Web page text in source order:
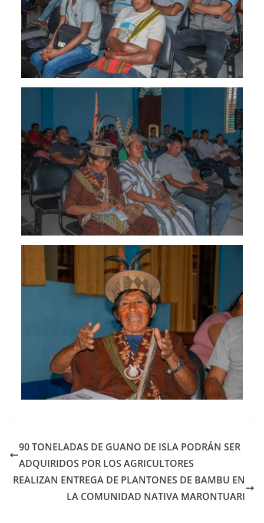
90 TONELADAS DE GUANO DE ISLA PODRÁN SER
ADQUIRIDOS POR LOS AGRICULTORES
REALIZAN ENTREGA DE PLANTONES DE BAMBU EN
LA COMUNIDAD NATIVA MARONTUARI